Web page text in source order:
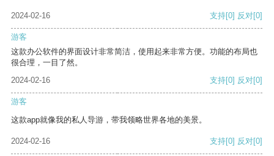
2024-02-16 支持[0] 反对[0]
游客
这款办公软件的界面设计非常简洁，使用起来非常方便。功能的布局也
很合理，一目了然。
2024-02-16
支持[0] 反对[0]
游客
这款app就像我的私人导游，带我领略世界各地的美景。
2024-02-16 支持[0] 反对[0]